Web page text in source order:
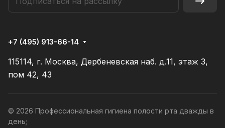
+7 (495) 913-66-14
115114, г. Москва, Дербеневская наб. д.11, этаж 3,
пом 42, 43
© 2026 Профессиональная гигиена полости рта дважды в
день;